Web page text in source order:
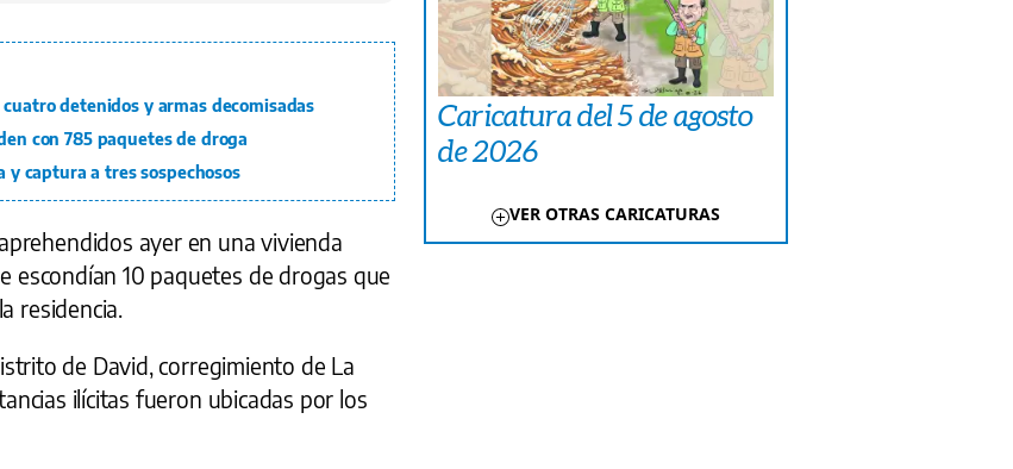
detenidos y armas decomisadas
con 785 paquetes de droga
y captura a tres sospechosos
ayer en una vivienda
escondían 10 paquetes de drogas que
residencia.
de David, corregimiento de La
ilícitas fueron ubicadas por los
Caricatura del 5 de agosto
de 2026
VER OTRAS CARICATURAS